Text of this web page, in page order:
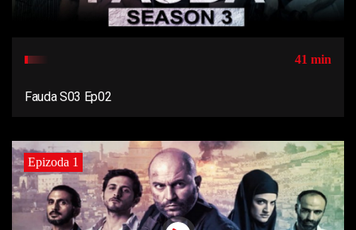
41 min
Fauda S03 Ep02
Epizoda 1